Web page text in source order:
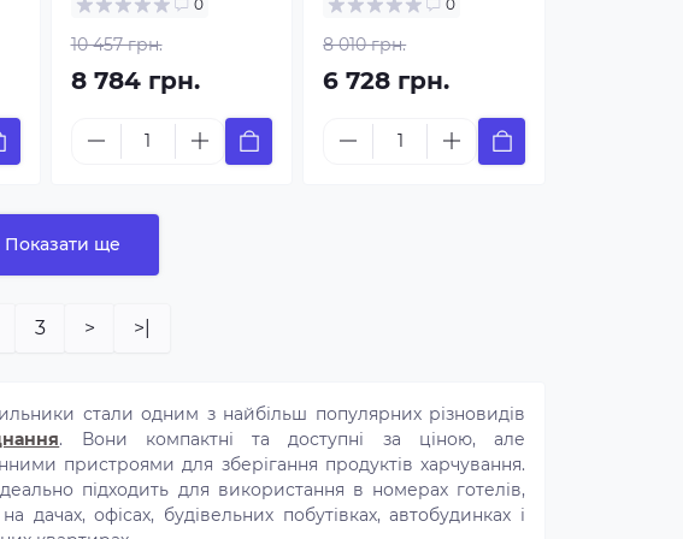
0
10 457 грн.
8 784 грн.
0
8 010 грн.
6 728 грн.
Показати ще
3 > >|
стали одним з найбільш популярних різновидів
. Вони компактні та доступні за ціною, але
пристроями для зберігання продуктів харчування.
підходить для використання в номерах готелів,
дачах, офісах, будівельних побутівках, автобудинках і